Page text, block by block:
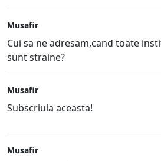
Musafir
Cui sa ne adresam,cand toate
sunt straine?
Musafir
Subscriula aceasta!
Musafir